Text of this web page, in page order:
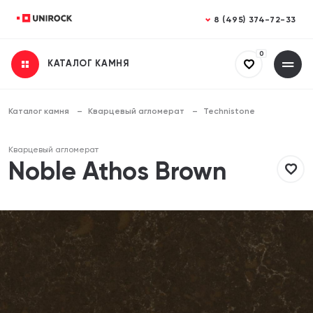
8 (495) 374-72-33
КАТАЛОГ КАМНЯ
0
Каталог камня Кварцевый агломерат Technistone
Кварцевый агломерат
Noble Athos Brown
Закрыть
Получить консультацию
Email (необязательно)
Закрыть
Заказать расчет
Email (необязательно)